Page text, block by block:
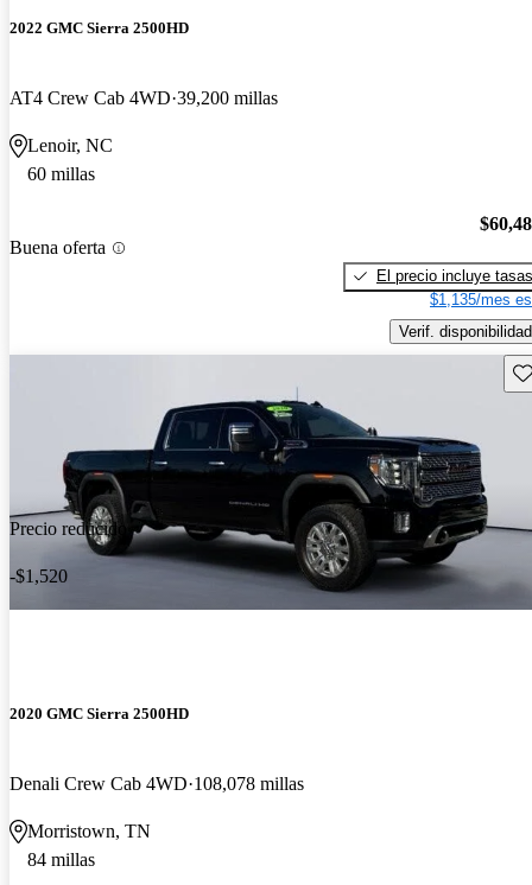
2022 GMC Sierra 2500HD
AT4 Crew Cab 4WD 39,200 millas
Lenoir, NC
60 millas
Buena oferta
El precio incluye tasas
$1,135/mes
Verif. disponibilidad
Precio reducido
-$1,520
2020 GMC Sierra 2500HD
Denali Crew Cab 4WD 108,078 millas
Morristown, TN
84 millas